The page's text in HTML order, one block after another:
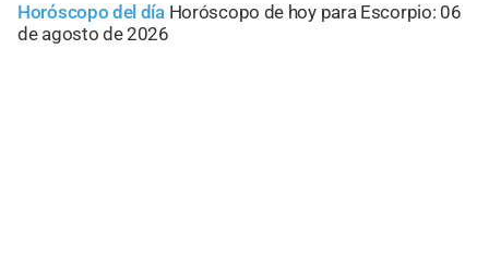
Horóscopo del día Horóscopo de hoy para Escorpio: 06
de agosto de 2026